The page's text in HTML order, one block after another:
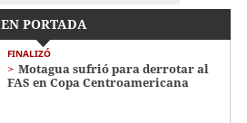
EN PORTADA
FINALIZÓ
Motagua sufrió para derrotar al
FAS en Copa Centroamericana